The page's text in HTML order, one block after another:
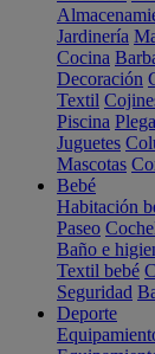
Jardinería
Cocina
Decoración
Textil
Piscina
Juguetes
Mascotas
Bebé
Habitación
Paseo Coche
Baño e
Textil bebé
Seguridad
Deporte